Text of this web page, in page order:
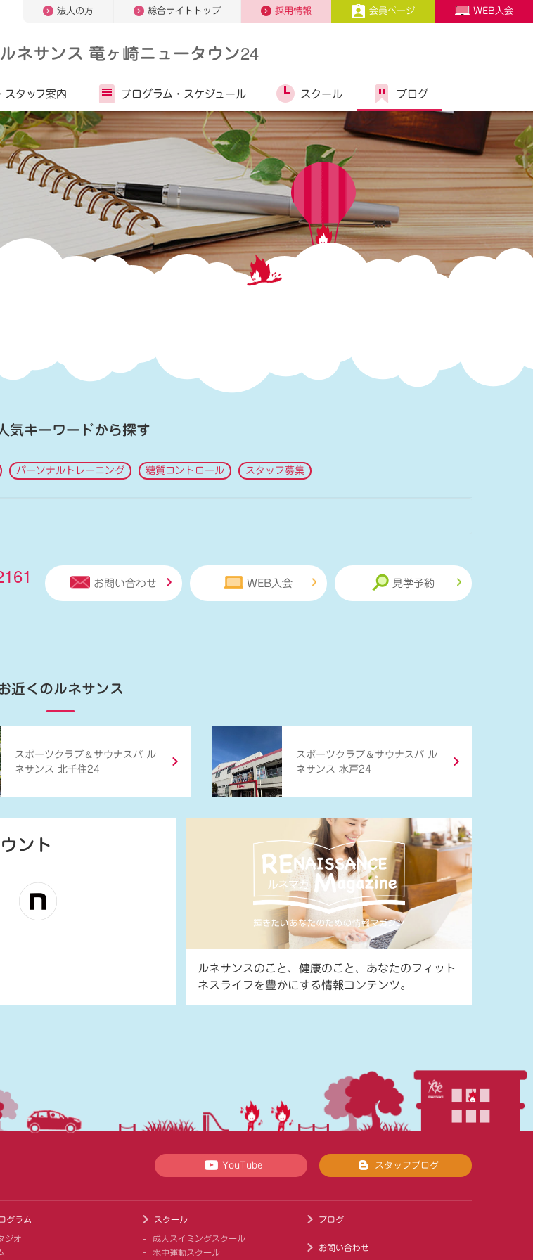
法人の方 総合サイトトップ 採用情報 会員ページ WEB入会
ネサンス 竜ヶ崎ニュータウン24
スタッフ案内 プログラム・ スケジュール スクール ブログ
気キーワードから探す
パーソナルトレーニング 糖質コントロール スタッフ募集
お問い合わせ WEB入会 見学予約
近くのルネサンス
スポーツクラブ ＆ サウナスパ ル
ネサンス 北千住24
スポーツクラブ ＆ サウナスパ ル
ネサンス 水戸24
ント
ルネサンスのこと、健康のこと、あなたのフィット
ネスライフを豊かにする情報コンテンツ。
YouTube スタッフブログ
グラム
ジオ
スクール
成人スイミングスクール
水中運動スクール
ブログ
お問い合わせ